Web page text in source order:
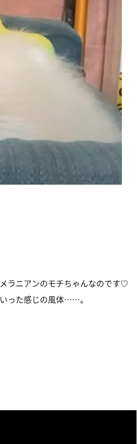
ラニアンのモチちゃんなのです♡
った感じの風体……。